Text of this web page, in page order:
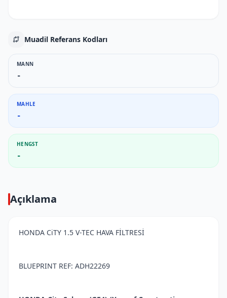
Muadil Referans Kodları
MANN
-
MAHLE
-
HENGST
-
Açıklama
HONDA CiTY 1.5 V-TEC HAVA FİLTRESİ
BLUEPRINT REF: ADH22269